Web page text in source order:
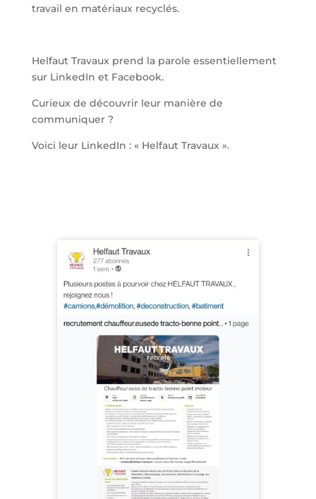
travail en matériaux recyclés.
Helfaut Travaux prend la parole essentiellement
sur LinkedIn et Facebook.
Curieux de découvrir leur manière de
communiquer ?
Voici leur LinkedIn : « Helfaut Travaux ».